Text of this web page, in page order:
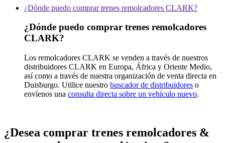
¿Dónde puedo comprar trenes remolcadores CLARK?
¿Dónde puedo comprar trenes remolcadores
CLARK?
Los remolcadores CLARK se venden a través de nuestros
distribuidores CLARK en Europa, África y Oriente Medio,
así como a través de nuestra organización de venta directa en
Duisburgo. Utilice nuestro buscador de distribuidores o
envíenos una consulta directa sobre un vehículo nuevo.
¿Desea comprar trenes remolcadores &